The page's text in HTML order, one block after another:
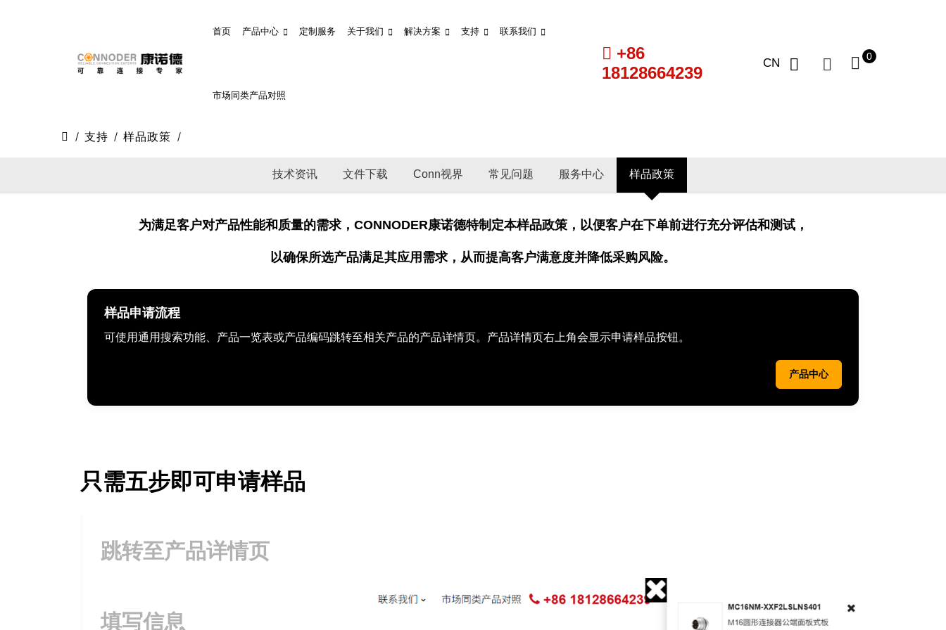
首页 产品中心 定制服务 关于我们 解决方案 支持 联系我们
市场同类产品对照
+86
18128664239
CN 0
支持 样品政策
技术资讯 文件下载 Conn视界 常见问题 服务中心 样品政策
为满足客户对产品性能和质量的需求，CONNODER康诺德特制定本样品政策，以便客户在下单前进行充分评估和测试，
以确保所选产品满足其应用需求，从而提高客户满意度并降低采购风险。
样品申请流程
可使用通用搜索功能、产品一览表或产品编码跳转至相关产品的产品详情页。产品详情页右上角会显示申请样品按钮。
产品中心
只需五步即可申请样品
跳转至产品详情页
填写信息